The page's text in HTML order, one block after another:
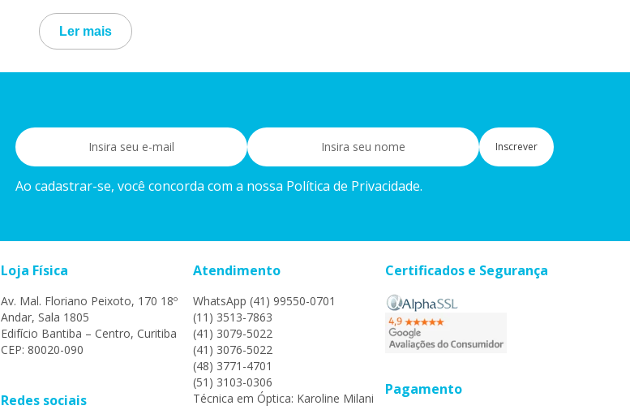
Ler mais
Inscrever
Ao cadastrar-se, você concorda com a nossa Política de Privacidade.
Loja Física
Av. Mal. Floriano Peixoto, 170 18º
Andar, Sala 1805
Edifício Bantiba – Centro, Curitiba
CEP: 80020-090
Redes sociais
Atendimento
WhatsApp (41) 99550-0701
(11) 3513-7863
(41) 3079-5022
(41) 3076-5022
(48) 3771-4701
(51) 3103-0306
Técnica em Óptica: Karoline Milani
Certificados e Segurança
Pagamento